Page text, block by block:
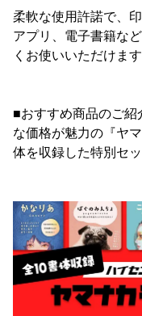
柔軟な使用許諾で、
アプリ、電子書籍な
くお使いいただけます
■おすすめ商品のご
な価格が魅力の『ヤ
体を収録した特別セ